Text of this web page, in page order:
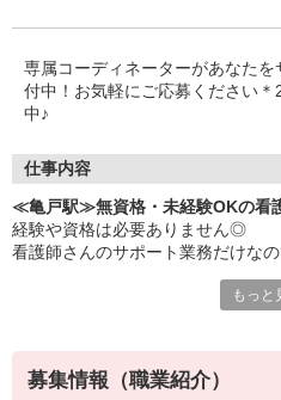
下記資格をお持ちの方歓迎
・認知症介護基礎研修
・初任者研修
専属コーディネーターがあなた
付中！お気軽にご応募ください
中♪
仕事内容
≪亀戸駅≫無資格・未経験OKの看
経験や資格は必要ありません◎
看護師さんのサポート業務だけな
・車いす移動などのサポート
・医療器具の準備 など
もっと
募集情報（職業紹介）